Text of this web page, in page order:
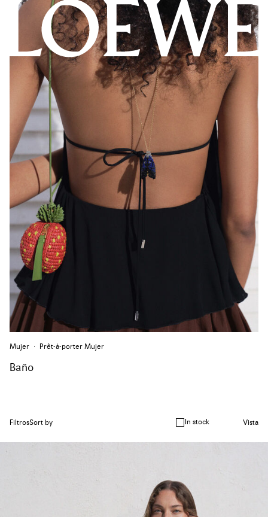
Mujer Prêt-à-porter Mujer
Baño
FiltrosSort by In stock Vista